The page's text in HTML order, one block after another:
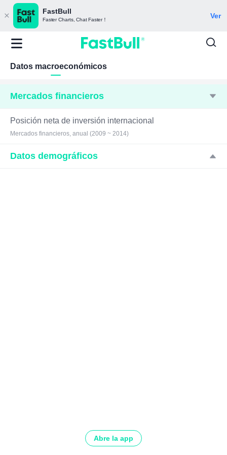
FastBull
Faster Charts, Chat Faster！ Ver
Datos macroeconómicos
Mercados financieros
Posición neta de inversión internacional
Mercados financieros, anual (2009 ~ 2014)
Datos demográficos
Abre la app